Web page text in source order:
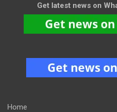
Get latest news on
Home